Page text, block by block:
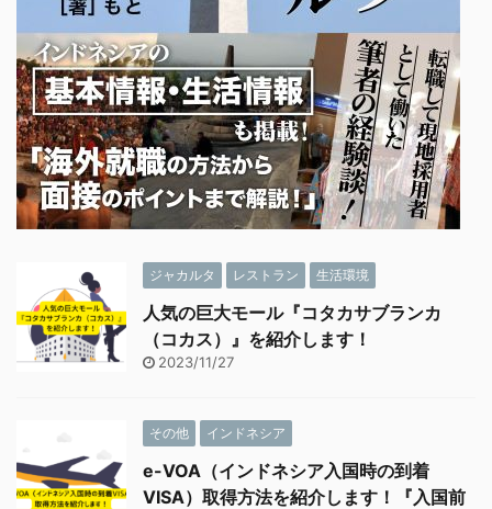
ジャカルタ レストラン 生活環境
人気の巨大モール『コタカサブランカ
（コカス）』を紹介します！
2023/11/27
その他 インドネシア
e-VOA（インドネシア入国時の到着
VISA）取得方法を紹介します！『入国前